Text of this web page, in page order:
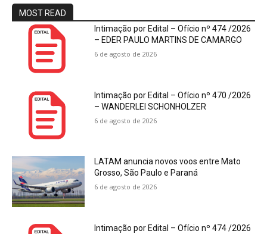
MOST READ
Intimação por Edital – Ofício nº 474 /2026
– EDER PAULO MARTINS DE CAMARGO
6 de agosto de 2026
Intimação por Edital – Ofício nº 470 /2026
– WANDERLEI SCHONHOLZER
6 de agosto de 2026
LATAM anuncia novos voos entre Mato
Grosso, São Paulo e Paraná
6 de agosto de 2026
Intimação por Edital – Ofício nº 474 /2026